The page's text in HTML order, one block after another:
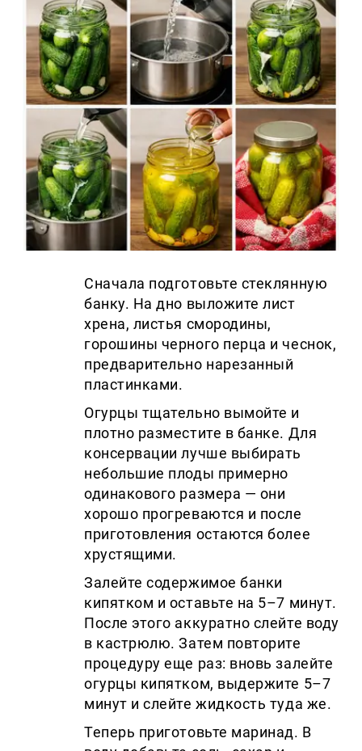
Сначала подготовьте стеклянную
банку. На дно выложите лист
хрена, листья смородины,
горошины черного перца и чеснок,
предварительно нарезанный
пластинками.
Огурцы тщательно вымойте и
плотно разместите в банке. Для
консервации лучше выбирать
небольшие плоды примерно
одинакового размера — они
хорошо прогреваются и после
приготовления остаются более
хрустящими.
Залейте содержимое банки
кипятком и оставьте на 5–7 минут.
После этого аккуратно слейте воду
в кастрюлю. Затем повторите
процедуру еще раз: вновь залейте
огурцы кипятком, выдержите 5–7
минут и слейте жидкость туда же.
Теперь приготовьте маринад. В